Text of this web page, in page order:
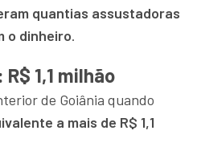
quantias assustadoras
o dinheiro.
1,1 milhão
de Goiânia quando
a mais de R$ 1,1